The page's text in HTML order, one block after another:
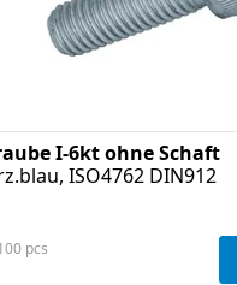
I-6kt ohne Schaft
ISO4762 DIN912
pcs